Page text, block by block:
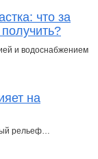
что за
и водоснабжением
на
рельеф…